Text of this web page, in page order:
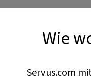
Wie
Servus.com